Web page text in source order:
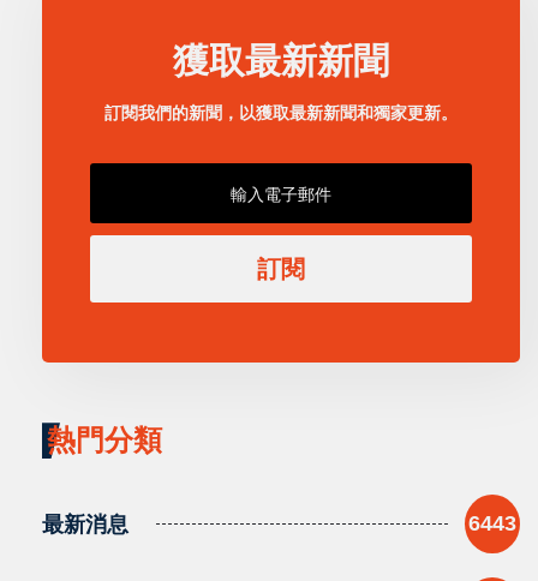
獲取最新新聞
訂閱我們的新聞，以獲取最新新聞和獨家更新。
訂閱
熱門分類
最新消息 6443